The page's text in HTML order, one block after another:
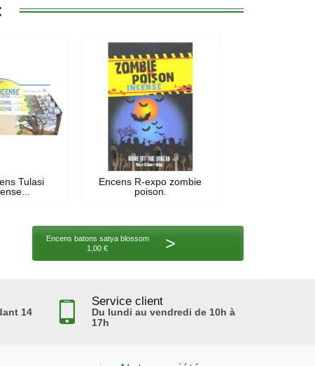
Tulasi
Encens R-expo zombie
poison.
Encens batons satya blossom
1,00 €
>
14
Service client
Du lundi au vendredi de 10h à
17h